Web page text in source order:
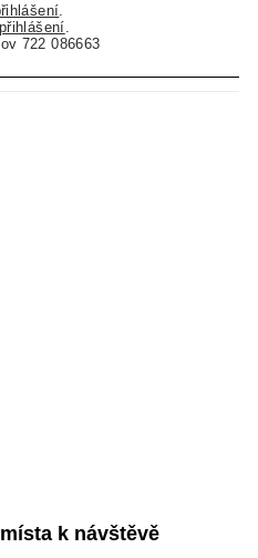
přihlášení
722 086663
k návštěvě